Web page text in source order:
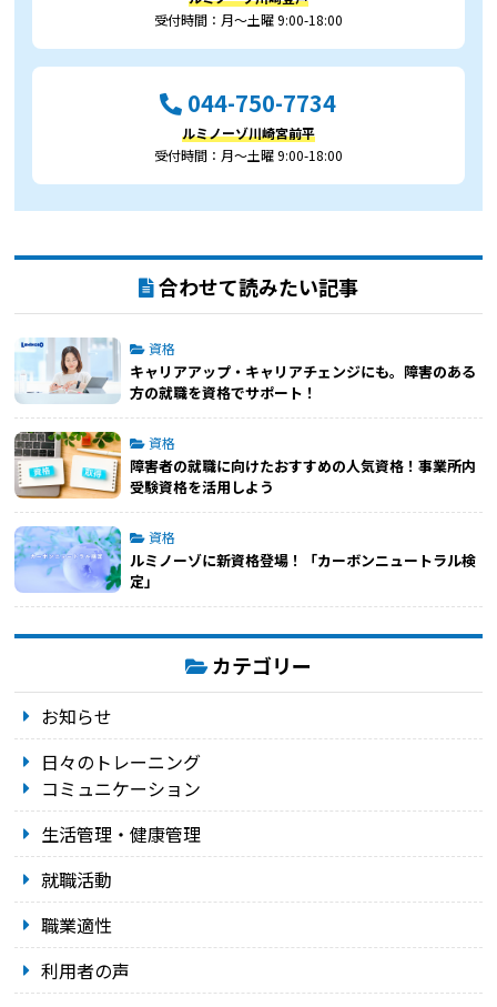
受付時間：月～土曜 9:00-18:00
044-750-7734
ルミノーゾ川崎宮前平
受付時間：月～土曜 9:00-18:00
合わせて読みたい記事
資格
キャリアアップ・キャリアチェンジにも。障害のある
方の就職を資格でサポート！
資格
障害者の就職に向けたおすすめの人気資格！事業所内
受験資格を活用しよう
資格
ルミノーゾに新資格登場！「カーボンニュートラル検
定」
カテゴリー
お知らせ
日々のトレーニング
コミュニケーション
生活管理・健康管理
就職活動
職業適性
利用者の声